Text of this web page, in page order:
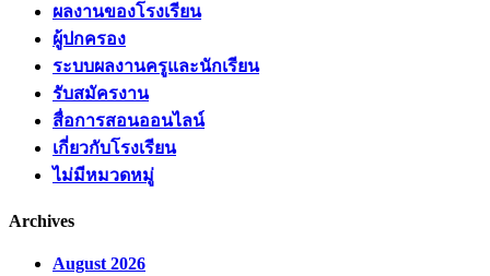
ผลงานของโรงเรียน
ผู้ปกครอง
ระบบผลงานครูและนักเรียน
รับสมัครงาน
สื่อการสอนออนไลน์
เกี่ยวกับโรงเรียน
ไม่มีหมวดหมู่
Archives
August 2026